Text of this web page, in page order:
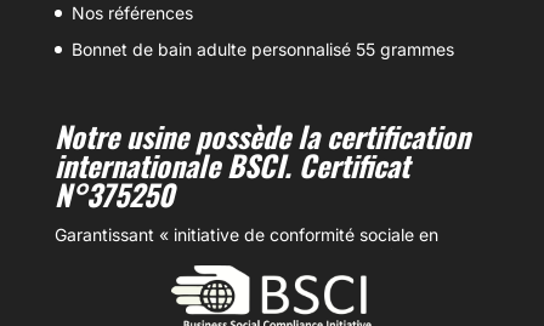
Nos références
Bonnet de bain adulte personnalisé 55 grammes
Notre usine possède la certification
internationale BSCI. Certificat
N°375250
Garantissant « initiative de conformité sociale en